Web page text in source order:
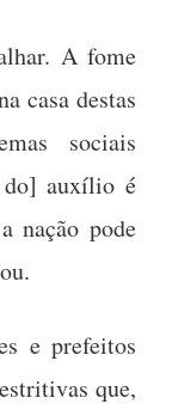
A fome
casa destas
sociais
auxílio é
nação pode
e prefeitos
que,